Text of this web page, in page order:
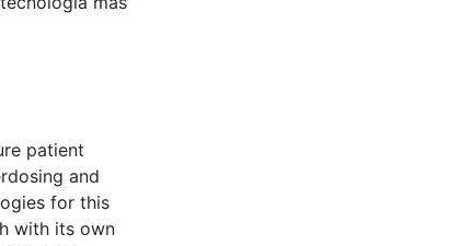
patient
and
for this
with its own